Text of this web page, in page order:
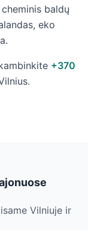
baldų
eko
+370
Vilniuje ir